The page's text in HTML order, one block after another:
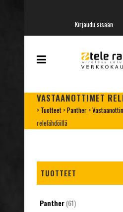
Kirjaudu sisään
VASTAANOTTIMET
> Tuotteet >Panther >
relelähdöillä
TUOTTEET
Panther(61)